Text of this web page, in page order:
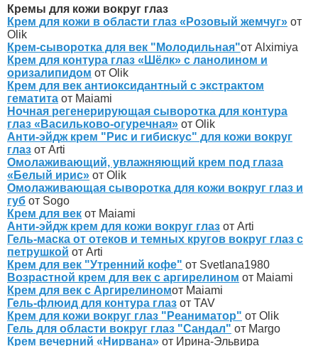
Кремы для кожи вокруг глаз
Крем для кожи в области глаз «Розовый жемчуг» от
Olik
Крем-сыворотка для век "Молодильная"от Alximiya
Крем для контура глаз «Шёлк» с ланолином и
оризалипидом от Olik
Крем для век антиоксидантный с экстрактом
гематита от Maiami
Ночная регенерирующая сыворотка для контура
глаз «Васильково-огуречная» от Olik
Анти-эйдж крем "Рис и гибискус" для кожи вокруг
глаз от Arti
Омолаживающий, увлажняющий крем под глаза
«Белый ирис» от Olik
Омолаживающая сыворотка для кожи вокруг глаз и
губ от Sogo
Крем для век от Maiami
Анти-эйдж крем для кожи вокруг глаз от Arti
Гель-маска от отеков и темных кругов вокруг глаз с
петрушкой от Arti
Крем для век "Утренний кофе" от Svetlana1980
Возрастной крем для век с аргирелином от Maiami
Крем для век с Аргирелиномот Maiami
Гель-флюид для контура глаз от TAV
Крем для кожи вокруг глаз "Реаниматор" от Olik
Гель для области вокруг глаз "Сандал" от Margo
Крем вечерний «Нирвана» от Ирина-Эльвира